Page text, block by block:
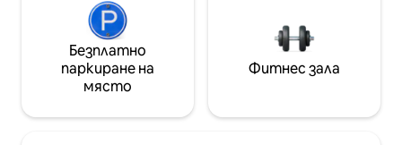
Безплатно
паркиране на
място
Фитнес зала